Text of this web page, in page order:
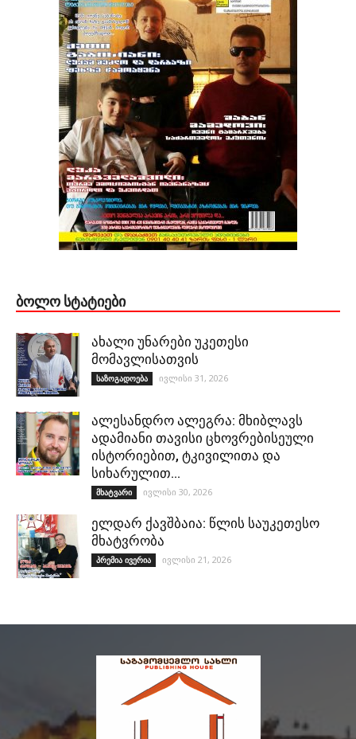
ᲑᲝᲚᲝ ᲡᲢᲐᲢᲘᲔᲑᲘ
ახალი უნარები უკეთესი
მომავლისათვის
საზოგადოება ივლისი 31, 2026
ალესანდრო ალეგრა: მხიბლავს
ადამიანი თავისი ცხოვრებისეული
ისტორიებით, ტკივილითა და
სიხარულით…
მხატვარი ივლისი 30, 2026
ელდარ ქავშბაია: წლის საუკეთესო
მხატვრობა
პრემია ივერია ივლისი 21, 2026